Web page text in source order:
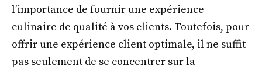
l’importance de fournir une expérience
culinaire de qualité à vos clients. Toutefois, pour
offrir une expérience client optimale, il ne suffit
pas seulement de se concentrer sur la